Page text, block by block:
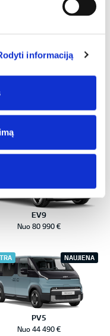
informaciją
SPORTAGE PHEV
SORENTO
EV9
Nuo 80 990 €
PV5
NAUJIENA
Nuo 44 490 €